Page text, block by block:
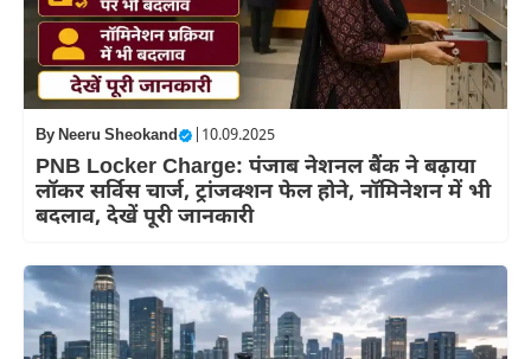
ByNeeru Sheokand 10.09.2025
PNB Locker Charge: पंजाब नेशनल बैंक ने बढ़ाया
लॉकर सर्विस चार्ज, ट्रांजक्शन फेल होने, नॉमिनेशन में भी
बदलाव, देखें पूरी जानकारी